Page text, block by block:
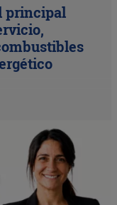
principal